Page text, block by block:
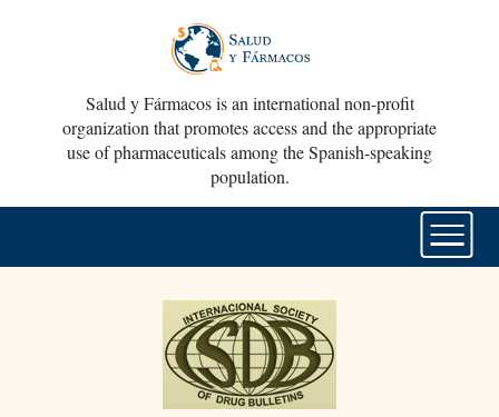
Salud y Fármacos is an international non-profit
organization that promotes access and the appropriate
use of pharmaceuticals among the Spanish-speaking
population.